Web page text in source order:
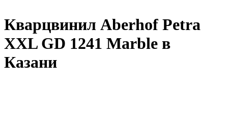
Кварцвинил Aberhof Petra
XXL GD 1241 Marble в
Казани